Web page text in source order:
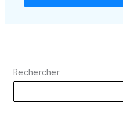
Rechercher